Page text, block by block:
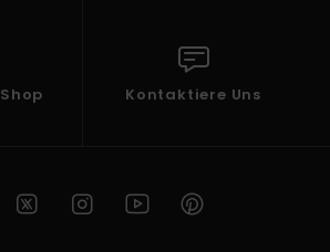
Kontaktiere Uns